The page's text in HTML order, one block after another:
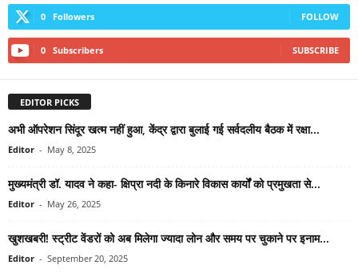
0 Followers FOLLOW
0 Subscribers SUBSCRIBE
EDITOR PICKS
अभी ऑपरेशन सिंदूर खत्म नहीं हुआ, केंद्र द्वारा बुलाई गई सर्वदलीय बैठक में रक्षा...
Editor - May 8, 2025
मुख्यमंत्री डॉ. यादव ने कहा- क्षिप्रा नदी के किनारे विकास कार्यों को प्रमुखता से...
Editor - May 26, 2025
खुशखबरी! स्ट्रीट वेंडरों को अब मिलेगा ज्यादा लोन और समय पर चुकाने पर इनाम...
Editor - September 20, 2025